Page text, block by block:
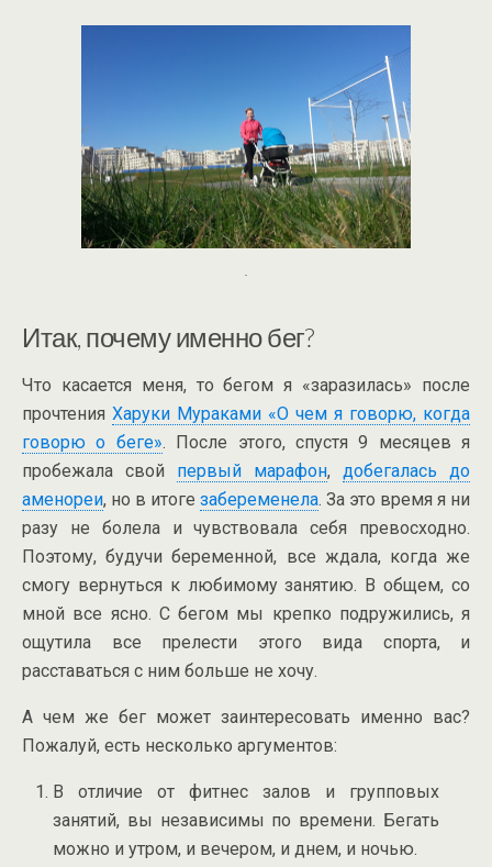
.
Итак, почему именно бег?
Что касается меня, то бегом я «заразилась» после
прочтения Харуки Мураками «О чем я говорю, когда
говорю о беге». После этого, спустя 9 месяцев я
пробежала свой первый марафон, добегалась до
аменореи, но в итоге забеременела. За это время я ни
разу не болела и чувствовала себя превосходно.
Поэтому, будучи беременной, все ждала, когда же
смогу вернуться к любимому занятию. В общем, со
мной все ясно. С бегом мы крепко подружились, я
ощутила все прелести этого вида спорта, и
расставаться с ним больше не хочу.
А чем же бег может заинтересовать именно вас?
Пожалуй, есть несколько аргументов:
В отличие от фитнес залов и групповых
занятий, вы независимы по времени. Бегать
можно и утром, и вечером, и днем, и ночью.